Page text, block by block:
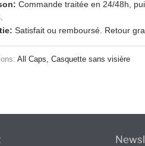
Commande traitée en 24/48h,
Satisfait ou remboursé. Retour
All Caps Casquette sans visière